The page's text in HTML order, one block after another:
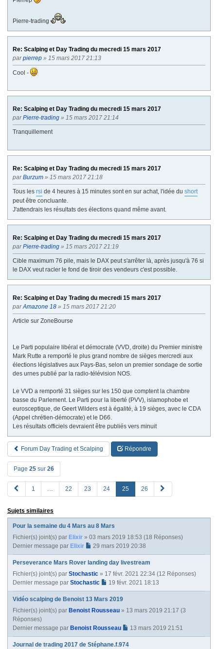
Pierre-trading
Re: Scalping et Day Trading du mecredi 15 mars 2017
parpierrep » 15 mars 2017 21:13
Cool -
Re: Scalping et Day Trading du mecredi 15 mars 2017
parPierre-trading » 15 mars 2017 21:14
Tranquillement
Re: Scalping et Day Trading du mecredi 15 mars 2017
parBurzum » 15 mars 2017 21:18
Tous les rsi de 4 heures à 15 minutes sont en sur achat, l'idée du short
peut être concluante.
J'attendrais les résultats des élections quand même avant.
Re: Scalping et Day Trading du mecredi 15 mars 2017
parPierre-trading » 15 mars 2017 21:19
Cible maximum 76 pile, mais le DAX peut s'arrêter là, après jusqu'à 76 si
le DAX veut racler le fond de tiroir des vendeurs c'est possible.
Re: Scalping et Day Trading du mecredi 15 mars 2017
parAmazone 18 » 15 mars 2017 21:20
Article sur ZoneBourse
Le Parti populaire libéral et démocrate (VVD, droite) du Premier ministre
Mark Rutte a remporté le plus grand nombre de sièges mercredi aux
élections législatives aux Pays-Bas, selon un premier sondage de sortie
des urnes publié par la radio-télévision NOS.
Le VVD a remporté 31 sièges sur les 150 que comptent la chambre
basse du Parlement. Le Parti pour la liberté (PVV), islamophobe et
eurosceptique, de Geert Wilders est à égalité, à 19 sièges, avec le CDA
(Appel chrétien-démocrate) et le D66.
Les résultats officiels devraient être publiés vers minuit
Forum Day Trading et Scalping Répondre
Page 25 sur 26
R
V
1 … 22 23 24 25 26
u
t
Sujets similaires
Pour la semaine du 4 Mars au 8 Mars
Fichier(s) joint(s) par Elixir » 03 mars 2019 18:53 (18 Réponses)
Dernier message par Elixir 29 mars 2019 20:38
Perseverance Mars Rover landing day livestream
Fichier(s) joint(s) par Stochastic » 17 févr. 2021 22:34 (12 Réponses)
Dernier message par Stochastic 19 févr. 2021 18:13
Vidéo scalping de Benoist 13 Mars 2019
Fichier(s) joint(s) par Benoist Rousseau » 13 mars 2019 21:17 (3
Réponses)
Dernier message par Benoist Rousseau 13 mars 2019 21:51
Journal de trading 2017 de Stéphane.f.974